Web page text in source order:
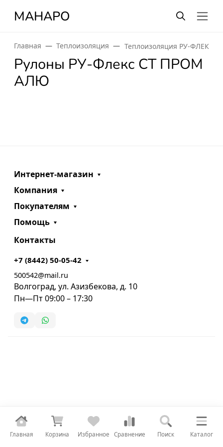
МАНАРО
Главная Корзина Избранное Сравнение Поиск Каталог
Главная Теплоизоляция Теплоизоляция РУ-ФЛЕКС
Рулоны РУ-Флекс СТ ПРОМ
АЛЮ
Интернет-магазин
Компания
Покупателям
Помощь
Контакты
+7 (8442) 50-05-42
500542@mail.ru
Волгоград, ул. Азизбекова, д. 10
Пн—Пт 09:00 – 17:30